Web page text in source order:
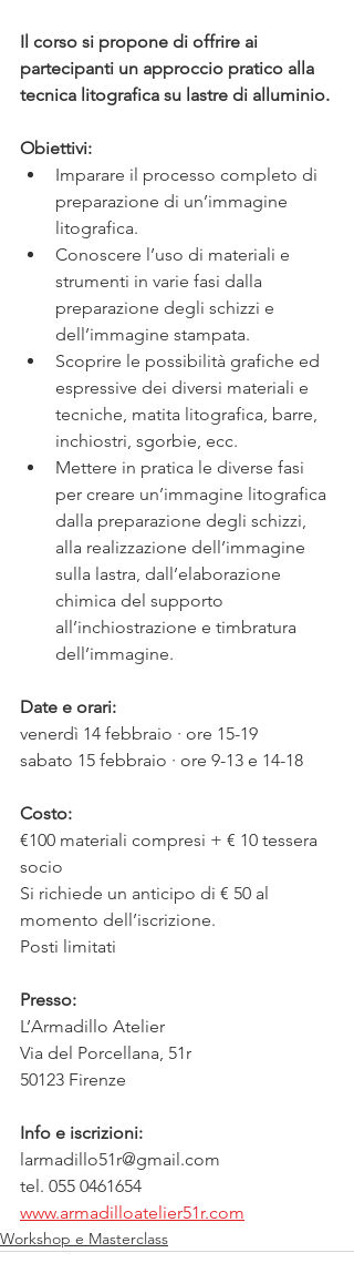
Il corso si propone di offrire ai
partecipanti un approccio pratico alla
tecnica litografica su lastre di alluminio.
Obiettivi:
Imparare il processo completo di
preparazione di un’immagine
litografica.
Conoscere l’uso di materiali e
strumenti in varie fasi dalla
preparazione degli schizzi e
dell’immagine stampata.
Scoprire le possibilità grafiche ed
espressive dei diversi materiali e
tecniche, matita litografica, barre,
inchiostri, sgorbie, ecc.
Mettere in pratica le diverse fasi
per creare un’immagine litografica
dalla preparazione degli schizzi,
alla realizzazione dell’immagine
sulla lastra, dall’elaborazione
chimica del supporto
all’inchiostrazione e timbratura
dell’immagine.
Date e orari:
venerdì 14 febbraio · ore 15-19
sabato 15 febbraio · ore 9-13 e 14-18
Costo:
€100 materiali compresi + € 10 tessera
socio
Si richiede un anticipo di € 50 al
momento dell’iscrizione.
Posti limitati
Presso:
L’Armadillo Atelier
Via del Porcellana, 51r
50123 Firenze
Info e iscrizioni:
larmadillo51r@gmail.com
tel. 055 0461654
www.armadilloatelier51r.com
Workshop e Masterclass